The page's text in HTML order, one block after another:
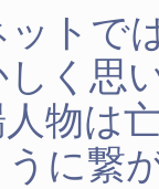
トで
しく思
物は
に繋